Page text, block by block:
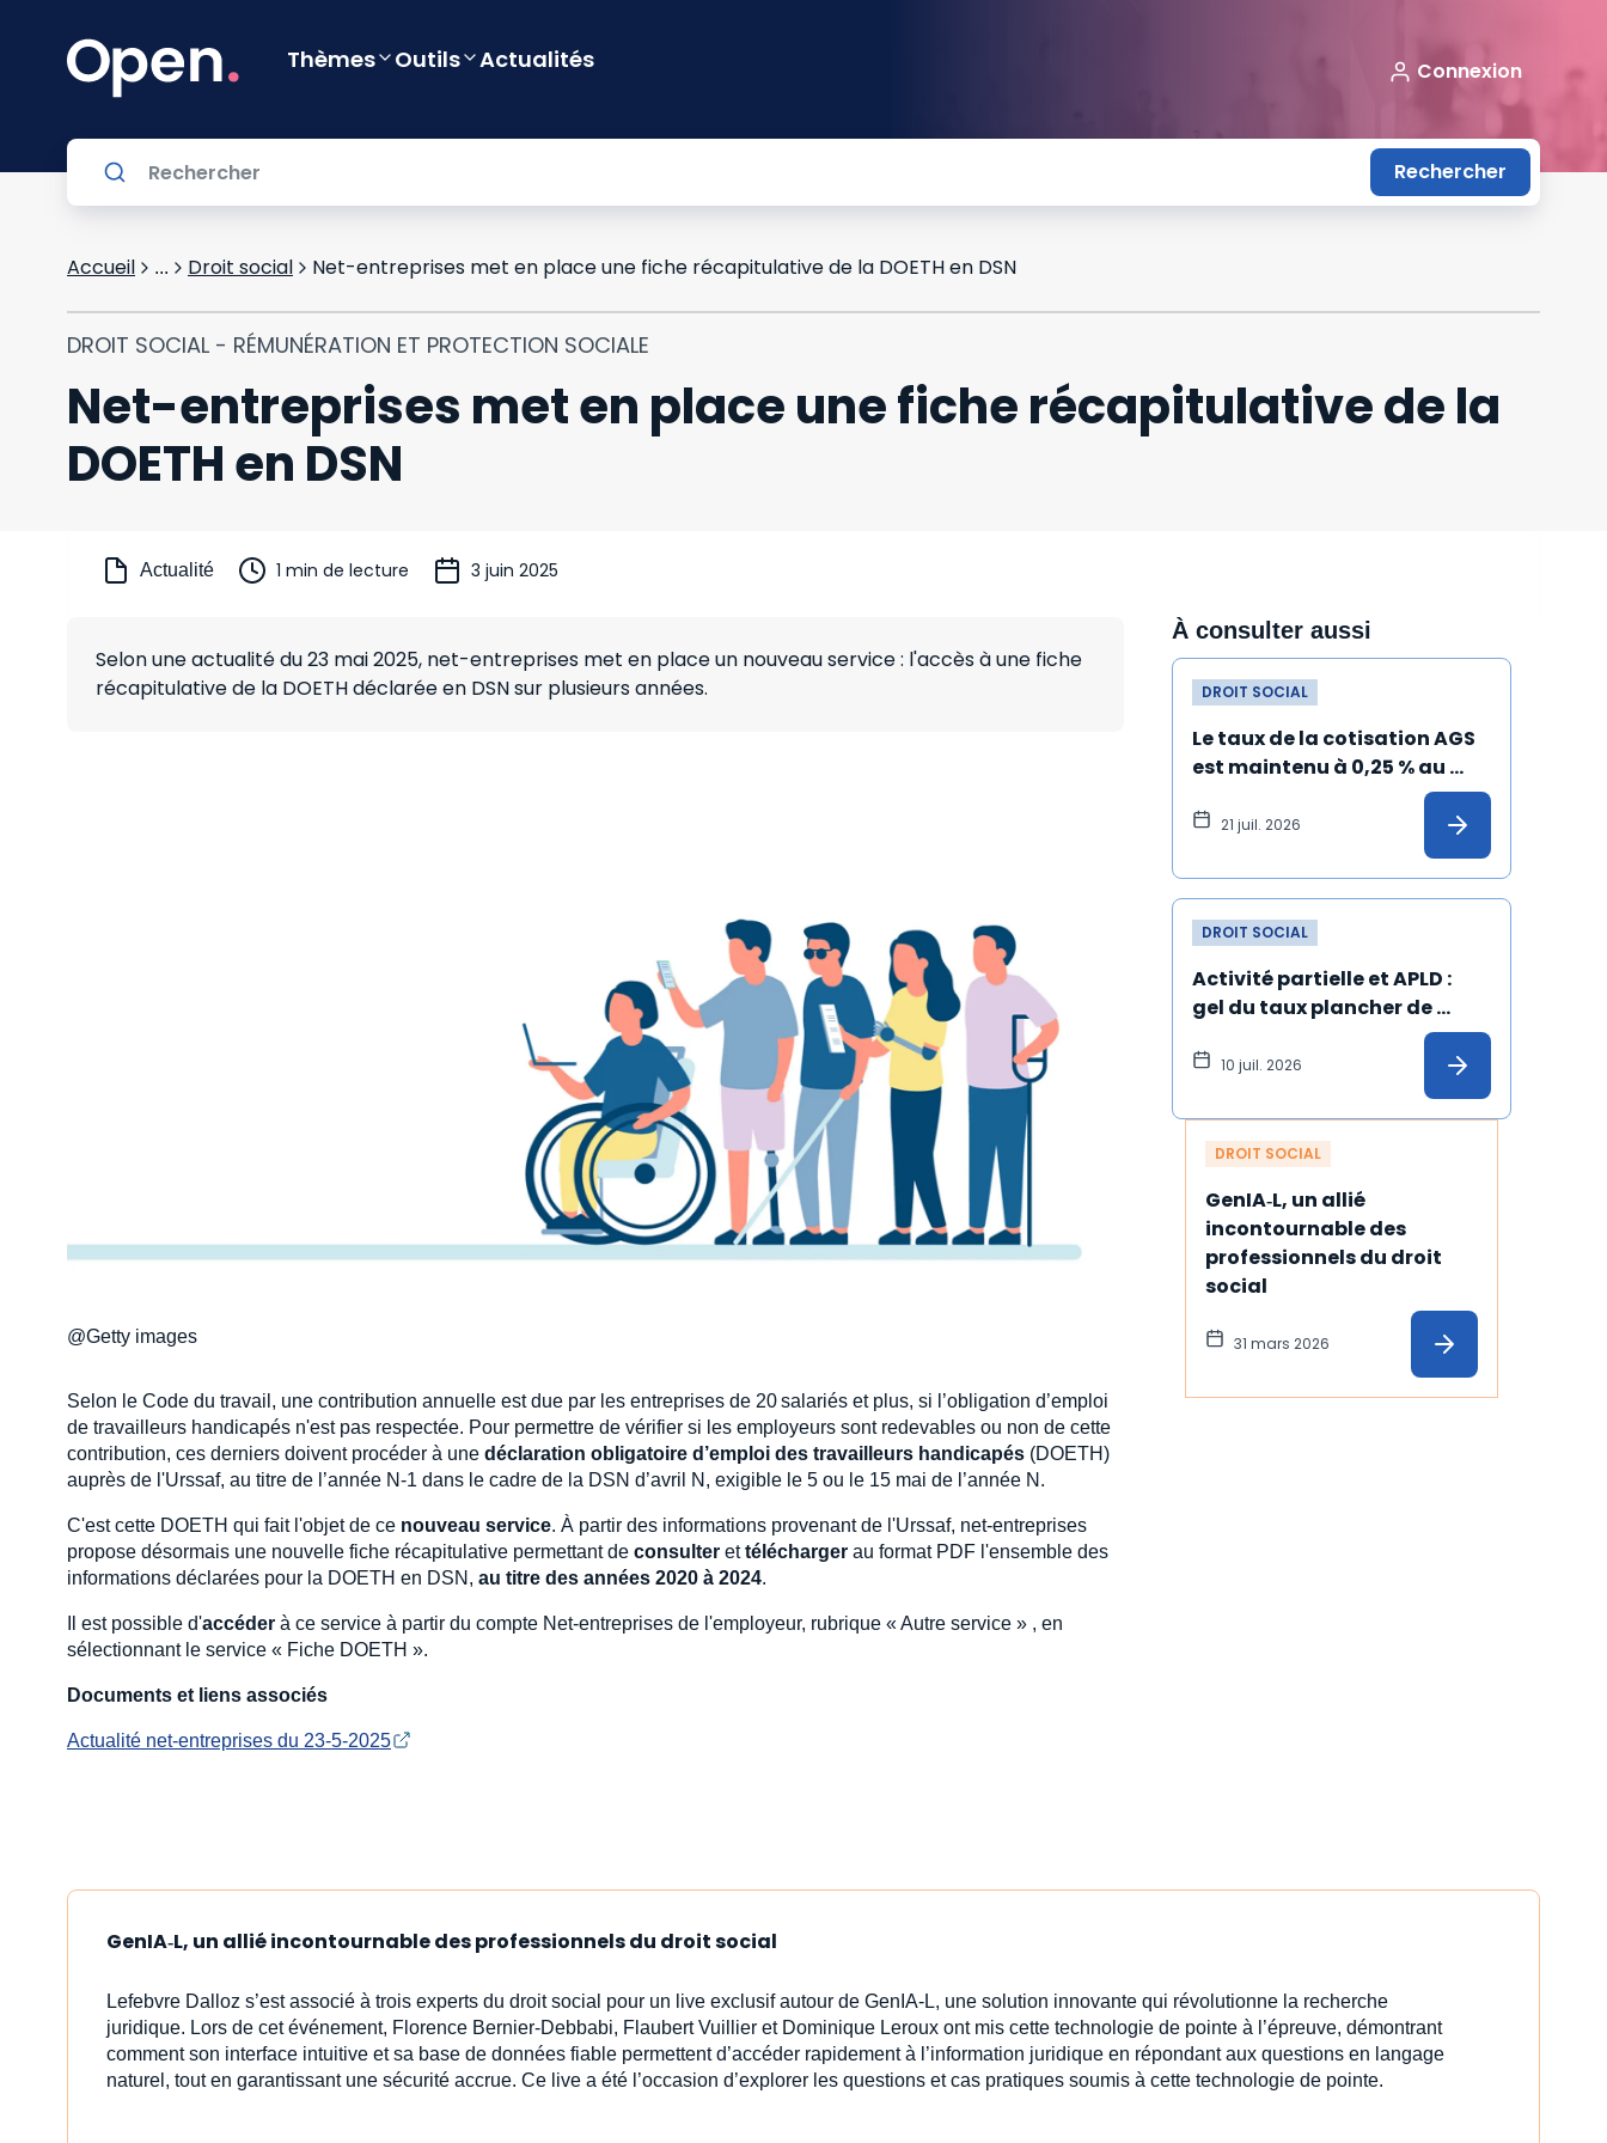
Thèmes Outils Actualités Connexion
Rechercher
Accueil ... Droit social Net-entreprises met en place une fiche récapitulative de la DOETH en DSN
DROIT SOCIAL - RÉMUNÉRATION ET PROTECTION SOCIALE
Net-entreprises met en place une fiche récapitulative de la
DOETH en DSN
Actualité 1 min de lecture 3 juin 2025
Selon une actualité du 23 mai 2025, net-entreprises met en place un nouveau service : l'accès à une fiche
récapitulative de la DOETH déclarée en DSN sur plusieurs années.
@Getty images
Selon le Code du travail, une contribution annuelle est due par les entreprises de 20 salariés et plus, si l’obligation d’emploi
de travailleurs handicapés n'est pas respectée. Pour permettre de vérifier si les employeurs sont redevables ou non de cette
contribution, ces derniers doivent procéder à une déclaration obligatoire d’emploi des travailleurs handicapés (DOETH)
auprès de l'Urssaf, au titre de l’année N-1 dans le cadre de la DSN d’avril N, exigible le 5 ou le 15 mai de l’année N.
C'est cette DOETH qui fait l'objet de ce nouveau service. À partir des informations provenant de l'Urssaf, net-entreprises
propose désormais une nouvelle fiche récapitulative permettant de consulter ettélécharger au format PDF l'ensemble des
informations déclarées pour la DOETH en DSN, au titre des années 2020 à 2024.
Il est possible d'accéder à ce service à partir du compte Net-entreprises de l'employeur, rubrique « Autre service » , en
sélectionnant le service « Fiche DOETH ».
Documents et liens associés
Actualité net-entreprises du 23-5-2025
À consulter aussi
DROIT SOCIAL
Le taux de la cotisation AGS
est maintenu à 0,25 % au
21 juil. 2026
DROIT SOCIAL
Activité partielle et APLD :
gel du taux plancher de
l'employeur
10 juil. 2026
DROIT SOCIAL
GenIA‑L, un allié
incontournable des
professionnels du droit
social
31 mars 2026
GenIA‑L, un allié incontournable des professionnels du droit social
Lefebvre Dalloz s’est associé à trois experts du droit social pour un live exclusif autour de GenIA‑L, une solution innovante qui révolutionne la recherche
juridique. Lors de cet événement, Florence Bernier-Debbabi, Flaubert Vuillier et Dominique Leroux ont mis cette technologie de pointe à l’épreuve, démontrant
comment son interface intuitive et sa base de données fiable permettent d’accéder rapidement à l’information juridique en répondant aux questions en langage
naturel, tout en garantissant une sécurité accrue. Ce live a été l’occasion d’explorer les questions et cas pratiques soumis à cette technologie de pointe.